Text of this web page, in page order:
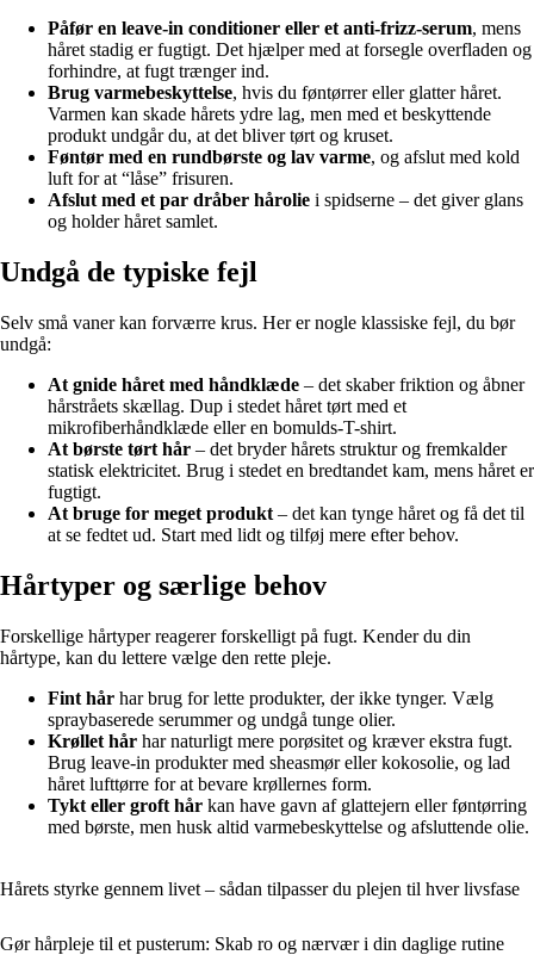
Påfør en leave-in conditioner eller et anti-frizz-serum, mens
håret stadig er fugtigt. Det hjælper med at forsegle overfladen og
forhindre, at fugt trænger ind.
Brug varmebeskyttelse, hvis du føntørrer eller glatter håret.
Varmen kan skade hårets ydre lag, men med et beskyttende
produkt undgår du, at det bliver tørt og kruset.
Føntør med en rundbørste og lav varme, og afslut med kold
luft for at “låse” frisuren.
Afslut med et par dråber hårolie i spidserne – det giver glans
og holder håret samlet.
Undgå de typiske fejl
Selv små vaner kan forværre krus. Her er nogle klassiske fejl, du bør
undgå:
At gnide håret med håndklæde – det skaber friktion og åbner
hårstråets skællag. Dup i stedet håret tørt med et
mikrofiberhåndklæde eller en bomulds-T-shirt.
At børste tørt hår – det bryder hårets struktur og fremkalder
statisk elektricitet. Brug i stedet en bredtandet kam, mens håret er
fugtigt.
At bruge for meget produkt – det kan tynge håret og få det til
at se fedtet ud. Start med lidt og tilføj mere efter behov.
Hårtyper og særlige behov
Forskellige hårtyper reagerer forskelligt på fugt. Kender du din
hårtype, kan du lettere vælge den rette pleje.
Fint hår har brug for lette produkter, der ikke tynger. Vælg
spraybaserede serummer og undgå tunge olier.
Krøllet hår har naturligt mere porøsitet og kræver ekstra fugt.
Brug leave-in produkter med sheasmør eller kokosolie, og lad
håret lufttørre for at bevare krøllernes form.
Tykt eller groft hår kan have gavn af glattejern eller føntørring
med børste, men husk altid varmebeskyttelse og afsluttende olie.
Hårets styrke gennem livet – sådan tilpasser du plejen til hver livsfase
Gør hårpleje til et pusterum: Skab ro og nærvær i din daglige rutine